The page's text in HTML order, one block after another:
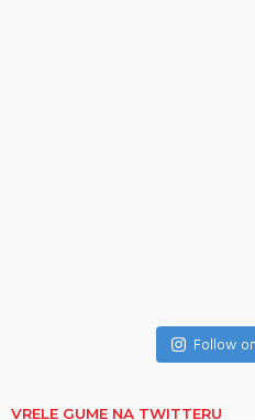
Follow
VRELE GUME NA TWITTERU